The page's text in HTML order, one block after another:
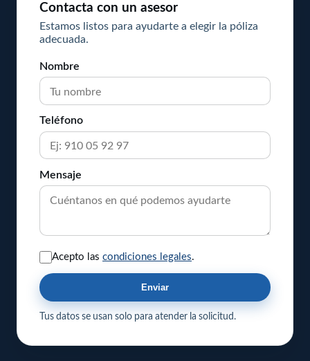
Contacta con un asesor
Estamos listos para ayudarte a elegir la póliza
adecuada.
Nombre
Teléfono
Mensaje
Acepto las condiciones legales.
Enviar
Tus datos se usan solo para atender la solicitud.